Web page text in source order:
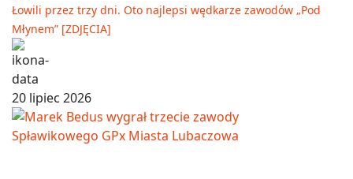
Łowili przez trzy dni. Oto najlepsi wędkarze zawodów „Pod
Młynem” [ZDJĘCIA]
20 lipiec 2026